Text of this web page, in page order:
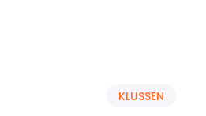
KLUSSEN